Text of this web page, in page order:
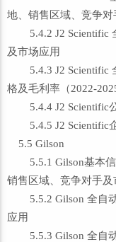
地、销售区域、竞争对
5.4.2 J2 Scientific
及市场应用
5.4.3 J2 Scientific
格及毛利率（2022-
5.4.4 J2 Scientific
5.4.5 J2 Scientific
5.5 Gilson
5.5.1 Gilson基本信
销售区域、竞争对手及
5.5.2 Gilson 全自动
应用
5.5.3 Gilson 全自动